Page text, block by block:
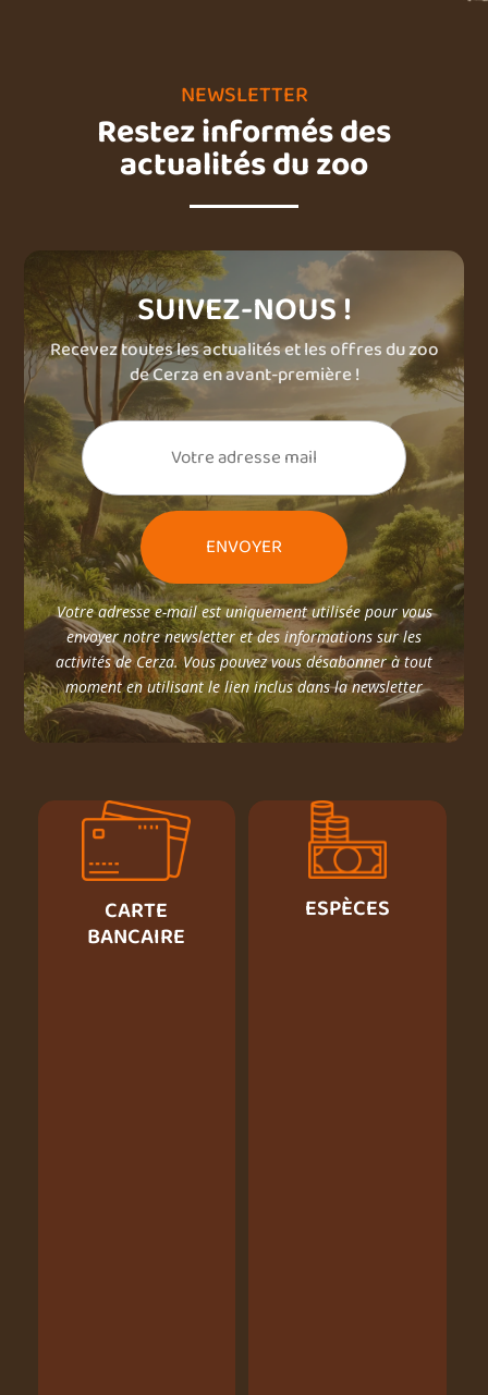
NEWSLETTER
Restez informés des
actualités du zoo
SUIVEZ-NOUS !
Recevez toutes les actualités et les offres du zoo
de Cerza en avant-première !
Votre adresse e-mail est uniquement utilisée pour vous
envoyer notre newsletter et des informations sur les
activités de Cerza. Vous pouvez vous désabonner à tout
moment en utilisant le lien inclus dans la newsletter
CARTE
BANCAIRE
ESPÈCES